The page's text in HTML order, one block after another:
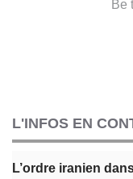
L'INFOS EN
L’ordre iranien